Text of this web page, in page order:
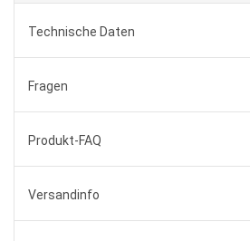
Technische Daten
Fragen
Produkt-FAQ
Versandinfo